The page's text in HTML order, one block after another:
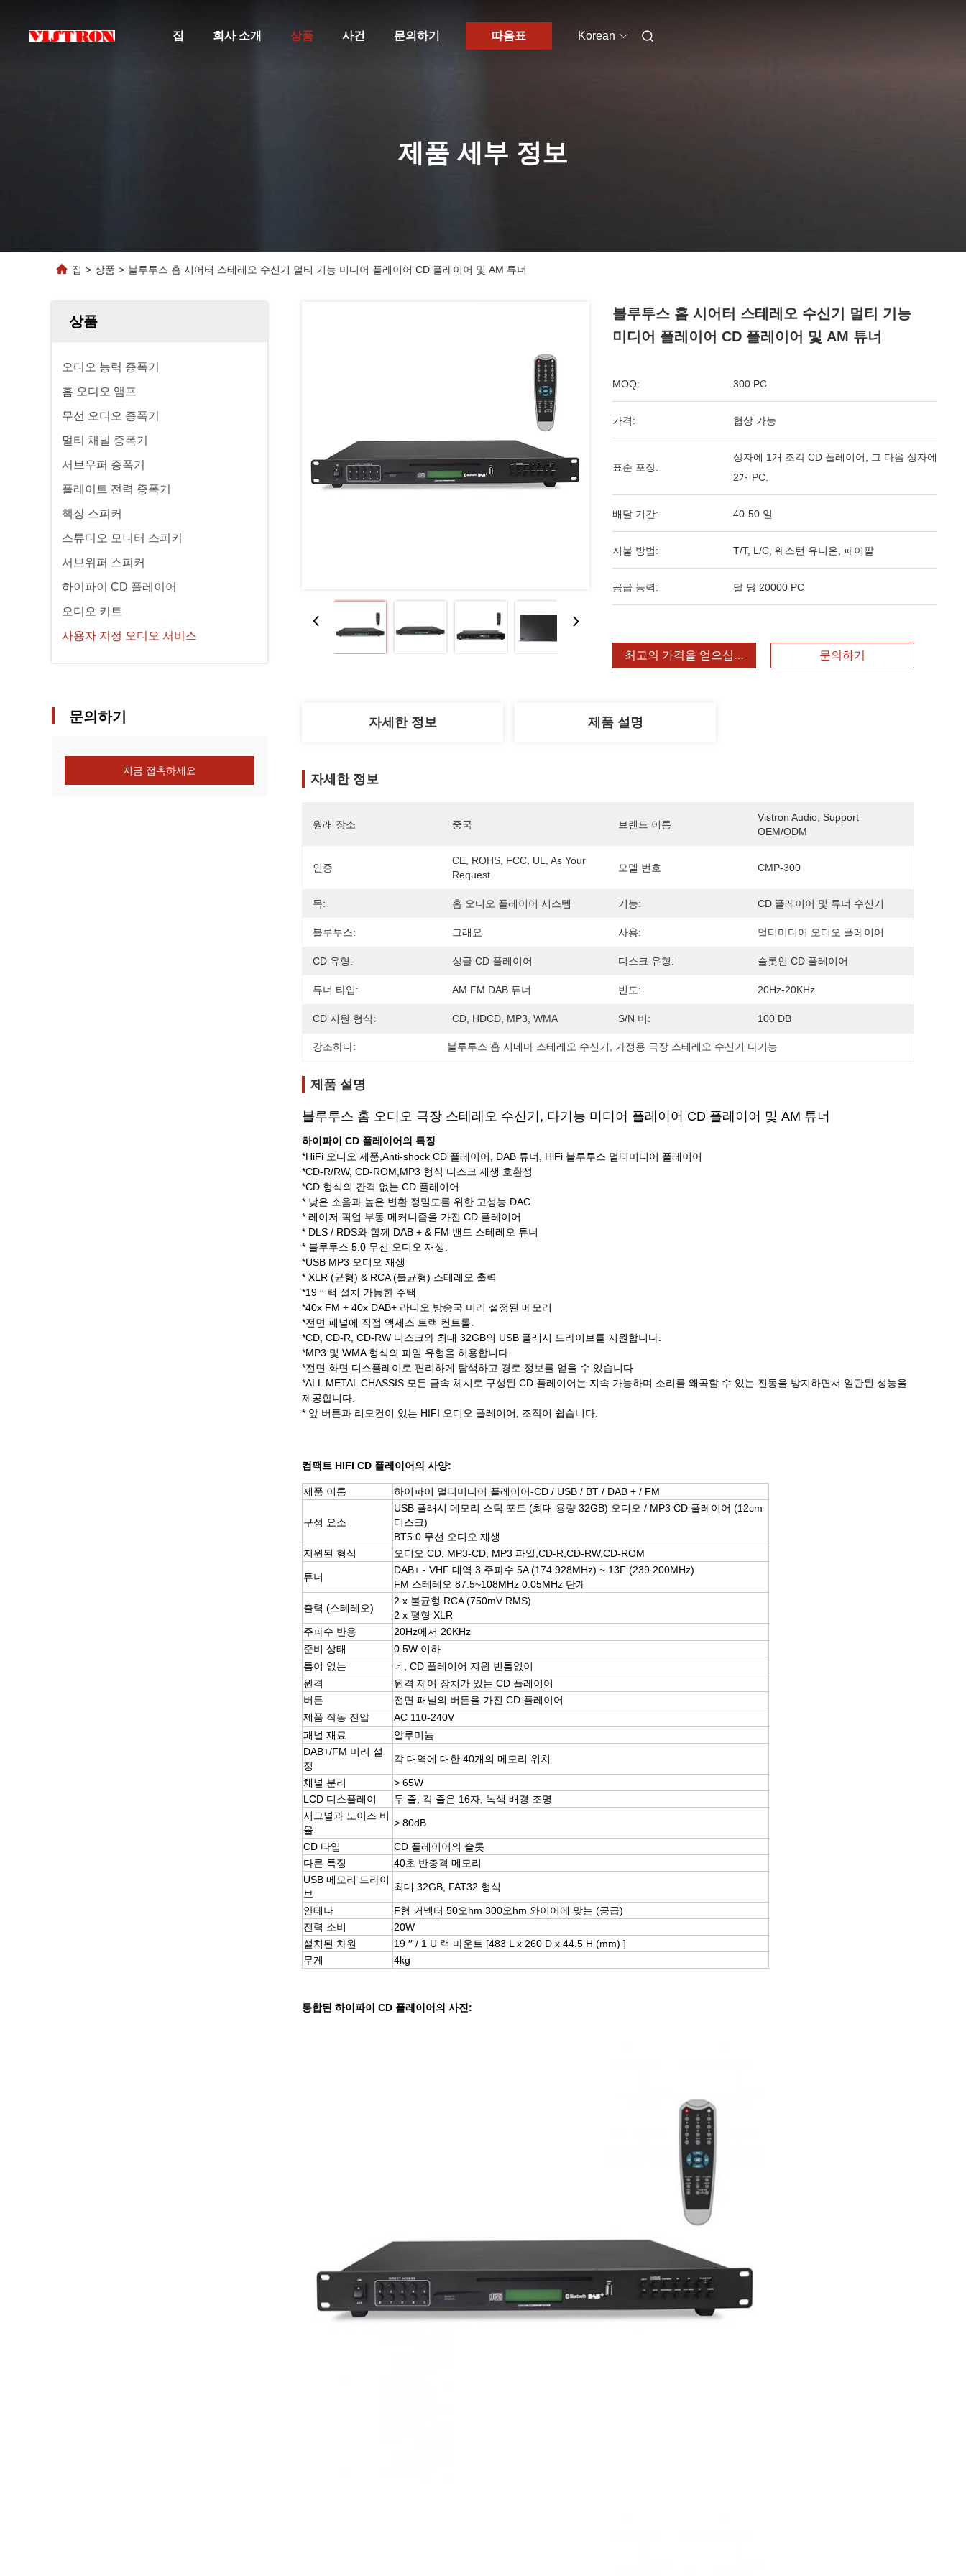
집 회사 소개 상품 사건 문의하기 따옴표 Korean
제품 세부 정보
집 > 상품 > 블루투스 홈 시어터 스테레오 수신기 멀티 기능 미디어 플레이어 CD 플레이어 및 AM 튜너
상품
오디오 능력 증폭기
홈 오디오 앰프
무선 오디오 증폭기
멀티 채널 증폭기
서브우퍼 증폭기
플레이트 전력 증폭기
책장 스피커
스튜디오 모니터 스피커
서브위퍼 스피커
하이파이 CD 플레이어
오디오 키트
사용자 지정 오디오 서비스
문의하기
지금 접촉하세요
블루투스 홈 시어터 스테레오 수신기 멀티 기능
미디어 플레이어 CD 플레이어 및 AM 튜너
MOQ: 300 PC
가격: 협상 가능
표준 포장:
상자에 1개 조각 CD 플레이어, 그 다음 상자에
2개 PC.
배달 기간: 40-50 일
지불 방법: T/T, L/C, 웨스턴 유니온, 페이팔
공급 능력: 달 당 20000 PC
최고의 가격을 얻으십시오 문의하기
자세한 정보 제품 설명
자세한 정보
원래 장소 중국 브랜드 이름
Vistron Audio, Support
OEM/ODM
인증
CE, ROHS, FCC, UL, As Your
Request
모델 번호 CMP-300
목: 홈 오디오 플레이어 시스템 기능: CD 플레이어 및 튜너 수신기
블루투스: 그래요 사용: 멀티미디어 오디오 플레이어
CD 유형: 싱글 CD 플레이어 디스크 유형: 슬롯인 CD 플레이어
튜너 타입: AM FM DAB 튜너 빈도: 20Hz-20KHz
CD 지원 형식: CD, HDCD, MP3, WMA S/N 비: 100 DB
강조하다: 블루투스 홈 시네마 스테레오 수신기 가정용 극장 스테레오 수신기 다기능
제품 설명
블루투스 홈 오디오 극장 스테레오 수신기, 다기능 미디어 플레이어 CD 플레이어 및 AM 튜너
하이파이 CD 플레이어의 특징
*HiFi 오디오 제품,Anti-shock CD 플레이어, DAB 튜너, HiFi 블루투스 멀티미디어 플레이어
*CD-R/RW, CD-ROM,MP3 형식 디스크 재생 호환성
*CD 형식의 간격 없는 CD 플레이어
* 낮은 소음과 높은 변환 정밀도를 위한 고성능 DAC
* 레이저 픽업 부동 메커니즘을 가진 CD 플레이어
* DLS / RDS와 함께 DAB + & FM 밴드 스테레오 튜너
* 블루투스 5.0 무선 오디오 재생.
*USB MP3 오디오 재생
* XLR (균형) & RCA (불균형) 스테레오 출력
*19 ′′ 랙 설치 가능한 주택
*40x FM + 40x DAB+ 라디오 방송국 미리 설정된 메모리
*전면 패널에 직접 액세스 트랙 컨트롤.
*CD, CD-R, CD-RW 디스크와 최대 32GB의 USB 플래시 드라이브를 지원합니다.
*MP3 및 WMA 형식의 파일 유형을 허용합니다.
*전면 화면 디스플레이로 편리하게 탐색하고 경로 정보를 얻을 수 있습니다
*ALL METAL CHASSIS 모든 금속 체시로 구성된 CD 플레이어는 지속 가능하며 소리를 왜곡할 수 있는 진동을 방지하면서 일관된 성능을
제공합니다.
* 앞 버튼과 리모컨이 있는 HIFI 오디오 플레이어, 조작이 쉽습니다.
컴팩트 HIFI CD 플레이어의 사양:
제품 이름 하이파이 멀티미디어 플레이어-CD / USB / BT / DAB + / FM
구성 요소
USB 플래시 메모리 스틱 포트 (최대 용량 32GB) 오디오 / MP3 CD 플레이어 (12cm
디스크)
BT5.0 무선 오디오 재생
지원된 형식
오디오 CD, MP3-CD, MP3 파일, CD-R,CD-RW,CD-ROM
튜너
DAB+ - VHF 대역 3 주파수 5A (174.928MHz) ~ 13F (239.200MHz)
FM 스테레오 87.5~108MHz 0.05MHz 단계
출력 (스테레오)
2 x 불균형 RCA (750mV RMS)
2 x 평형 XLR
주파수 반응
20Hz에서 20KHz
준비 상태
0.5W 이하
틈이 없는
네, CD 플레이어 지원 빈틈없이
원격
원격 제어 장치가 있는 CD 플레이어
버튼
전면 패널의 버튼을 가진 CD 플레이어
제품 작동 전압
AC 110-240V
패널 재료
알루미늄
DAB+/FM 미리 설
정
각 대역에 대한 40개의 메모리 위치
채널 분리
> 65W
LCD 디스플레이
두 줄, 각 줄은 16자, 녹색 배경 조명
시그널과 노이즈 비
율
> 80dB
CD 타입
CD 플레이어의 슬롯
다른 특징
40초 반충격 메모리
USB 메모리 드라이
브
최대 32GB, FAT32 형식
안테나
F형 커넥터 50오hm 300오hm 와이어에 맞는 (공급)
전력 소비
20W
설치된 차원
19 ′′ / 1 U 랙 마운트 [483 L x 260 D x 44.5 H (mm) ]
무게
4kg
통합된 하이파이 CD 플레이어의 사진: